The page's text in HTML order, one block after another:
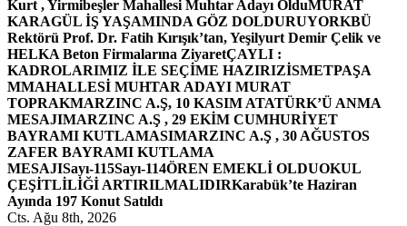
Kurt , Yirmibeşler Mahallesi Muhtar Adayı OlduMURAT
KARAGÜL İŞ YAŞAMINDA GÖZ DOLDURUYORKBÜ
Rektörü Prof. Dr. Fatih Kırışık’tan, Yeşilyurt Demir Çelik ve
HELKA Beton Firmalarına ZiyaretÇAYLI :
KADROLARIMIZ İLE SEÇİME HAZIRIZİSMETPAŞA
MMAHALLESİ MUHTAR ADAYI MURAT
TOPRAKMARZINC A.Ş, 10 KASIM ATATÜRK’Ü ANMA
MESAJIMARZINC A.Ş , 29 EKİM CUMHURİYET
BAYRAMI KUTLAMASIMARZINC A.Ş , 30 AĞUSTOS
ZAFER BAYRAMI KUTLAMA
MESAJISayı-115Sayı-114ÖREN EMEKLİ OLDUOKUL
ÇEŞİTLİLİĞİ ARTIRILMALIDIRKarabük’te Haziran
Ayında 197 Konut Satıldı
Cts. Ağu 8th, 2026